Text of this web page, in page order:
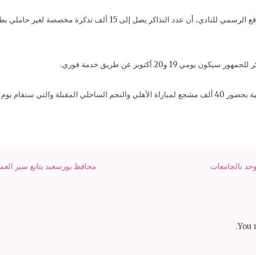
وأضاف «مهدي»، في تصريحات للموقع الرسمي للنادي، أن عدد
19 و20 أكتوبر عن طريق خدمة فوري.
ملعب برج العرب بالإسكندرية.
محافظ بورسعيد يتابع سير العمل في بالجامعات
You